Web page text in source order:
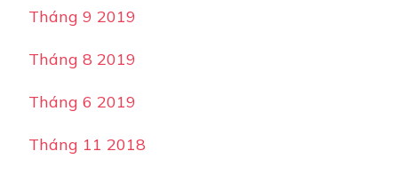
Tháng 9 2019
Tháng 8 2019
Tháng 6 2019
Tháng 11 2018